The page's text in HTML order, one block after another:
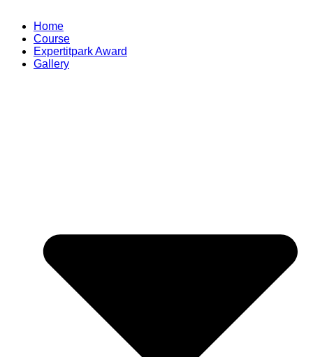
Home
Course
Expertitpark Award
Gallery